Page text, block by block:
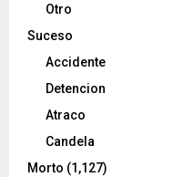
Otro
Suceso
Accidente
Detencion
Atraco
Candela
Morto (1,127)